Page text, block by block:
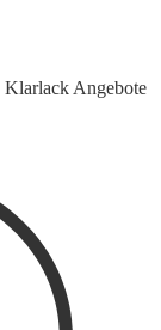
Klarlack Angebote